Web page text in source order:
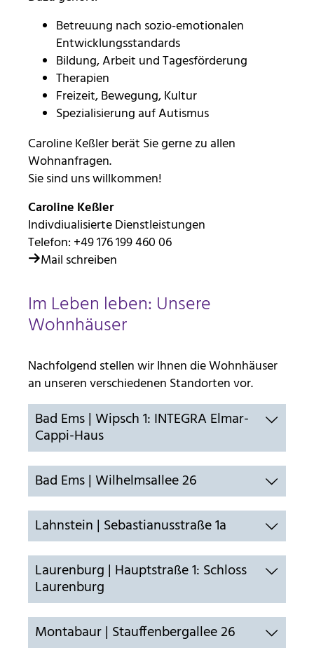
Betreuung nach sozio-emotionalen
Entwicklungsstandards
Bildung, Arbeit und Tagesförderung
Therapien
Freizeit, Bewegung, Kultur
Spezialisierung auf Autismus
Caroline Keßler berät Sie gerne zu allen
Wohnanfragen.
Sie sind uns willkommen!
Caroline Keßler
Indivdiualisierte Dienstleistungen
Telefon: +49 176 199 460 06
Mail schreiben
Im Leben leben: Unsere
Wohnhäuser
Nachfolgend stellen wir Ihnen die Wohnhäuser
an unseren verschiedenen Standorten vor.
Bad Ems | Wipsch 1: INTEGRA Elmar-
Cappi-Haus
Bad Ems | Wilhelmsallee 26
Lahnstein | Sebastianusstraße 1a
Laurenburg | Hauptstraße 1: Schloss
Laurenburg
Montabaur | Stauffenbergallee 26
zugestimmt haben
Cookie Laufzeit:
unbegrenzt
Statistik Cookies erfassen Informationen anonym.
Diese Informationen helfen uns zu verstehen, wie
unsere Besucher unsere Website nutzen. Hierzu
nicht an Dritte weitergegeben.
_pk_id
Seitenstatistik
13 Monate
_pk_ref
Name:
Seitenstatistik
Anbieter:
Stiftung Scheuern
Zweck:
Cookie Laufzeit:
6 Monate
_pk_ses, _pk_cvar, _pk_hsr
Name: